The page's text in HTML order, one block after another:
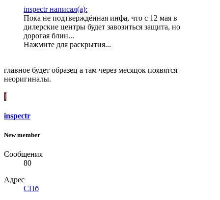
inspectr написал(а):
Пока не подтверждённая инфа, что с 12 мая в
дилерские центры будет завозиться защита, но
дорогая блин...
Нажмите для раскрытия...
главное будет образец а там через месяцок появятся
неоригиналы.
I
inspectr
New member
Сообщения
80
Адрес
СПб